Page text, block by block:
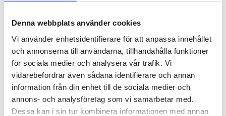
Denna webbplats använder cookies
Vi använder enhetsidentifierare för att anpassa innehållet
och annonserna till användarna, tillhandahålla funktioner
för sociala medier och analysera vår trafik. Vi
vidarebefordrar även sådana identifierare och annan
information från din enhet till de sociala medier och
annons- och analysföretag som vi samarbetar med.
Dessa kan i sin tur kombinera informationen med annan